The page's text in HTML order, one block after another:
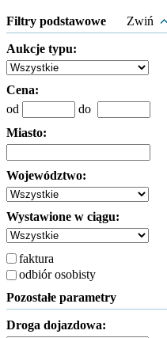
Filtry podstawowe Zwiń
Aukcje typu:
Cena:
od
do
Miasto:
Województwo:
Wystawione w ciągu:
faktura
odbiór osobisty
Pozostałe parametry
Droga dojazdowa: